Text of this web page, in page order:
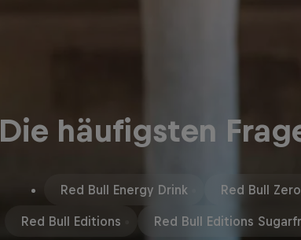
Die häufigsten
Red Bull Energy Drink Red Bull Zero
Red Bull Editions Red Bull Editions